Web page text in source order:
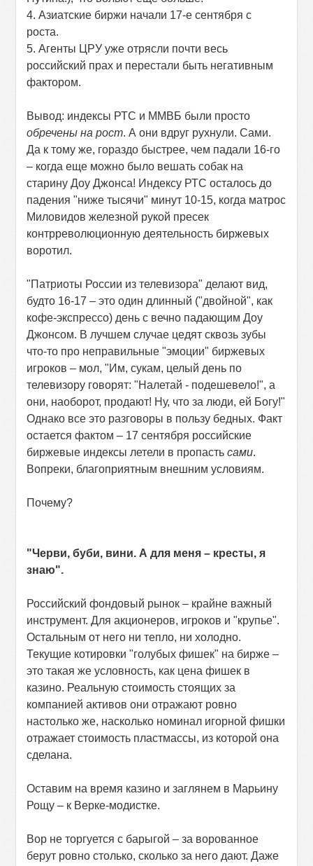
4. Азиатские биржи начали 17-е сентября с
роста.
5. Агенты ЦРУ уже отрясли почти весь
российский прах и перестали быть негативным
фактором.
Вывод: индексы РТС и ММВБ были просто
обречены на рост. А они вдруг рухнули. Сами.
Да к тому же, гораздо быстрее, чем падали 16-го
– когда еще можно было вешать собак на
старину Доу Джонса! Индексу РТС осталось до
падения "ниже тысячи" минут 10-15, когда матрос
Миловидов железной рукой пресек
контрреволюционную деятельность биржевых
воротил.
"Патриоты России из телевизора" делают вид,
будто 16-17 – это один длинный ("двойной", как
кофе-экспрессо) день с вечно падающим Доу
Джонсом. В лучшем случае цедят сквозь зубы
что-то про неправильные "эмоции" биржевых
игроков – мол, "Им, сукам, целый день по
телевизору говорят: "Налетай - подешевело!", а
они, наоборот, продают! Ну, что за люди, ей Богу!"
Однако все это разговоры в пользу бедных. Факт
остается фактом – 17 сентября российские
биржевые индексы летели в пропастьсами.
Вопреки, благоприятным внешним условиям.
Почему?
"Черви, буби, вини. А для меня – кресты, я
знаю".
Российский фондовый рынок – крайне важный
инструмент. Для акционеров, игроков и "крупье".
Остальным от него ни тепло, ни холодно.
Текущие котировки "голубых фишек" на бирже –
это такая же условность, как цена фишек в
казино. Реальную стоимость стоящих за
компанией активов они отражают ровно
настолько же, насколько номинал игорной фишки
отражает стоимость пластмассы, из которой она
сделана.
Оставим на время казино и заглянем в Марьину
Рощу – к Верке-модистке.
Вор не торгуется с барыгой – за ворованное
берут ровно столько, сколько за него дают. Даже